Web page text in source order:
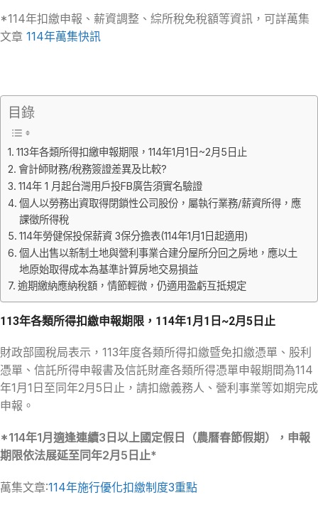
*114年扣繳申報、薪資調整、綜所稅免稅額等資訊，可詳萬集
文章 114年萬集快訊
目錄
113年各類所得扣繳申報期限，114年1月1日~2月5日止
會計師財務/稅務簽證差異及比較?
114年 1 月起台灣用戶投FB廣告須實名驗證
個人以勞務出資取得閉鎖性公司股份，屬執行業務/薪資所得，應
課徵所得稅
114年勞健保投保薪資 3保分擔表(114年1月1日起適用)
個人出售以新制土地與營利事業合建分屋所分回之房地，應以土
地原始取得成本為基準計算房地交易損益
逾期繳納應納稅額，情節輕微，仍適用盈虧互抵規定
113年各類所得扣繳申報期限，114年1月1日~2月5日止
財政部國稅局表示，113年度各類所得扣繳暨免扣繳憑單、股利
憑單、信託所得申報書及信託財產各類所得憑單申報期間為114
年1月1日至同年2月5日止，請扣繳義務人、營利事業等如期完成
申報。
*114年1月適逢連續3日以上國定假日（農曆春節假期），申報
期限依法展延至同年2月5日止*
萬集文章:114年施行優化扣繳制度3重點